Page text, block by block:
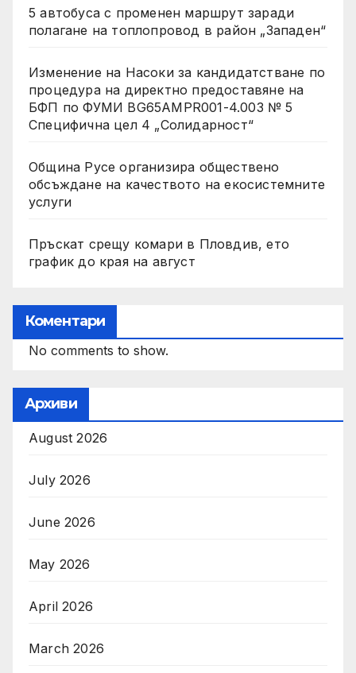
5 автобуса с променен маршрут заради
полагане на топлопровод в район „Западен“
Изменение на Насоки за кандидатстване по
процедура на директно предоставяне на
БФП по ФУМИ BG65AMPR001-4.003 № 5
Специфична цел 4 „Солидарност“
Община Русе организира обществено
обсъждане на качеството на екосистемните
услуги
Пръскат срещу комари в Пловдив, ето
график до края на август
Коментари
No comments to show.
Архиви
August 2026
July 2026
June 2026
May 2026
April 2026
March 2026